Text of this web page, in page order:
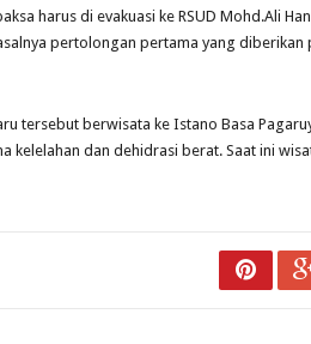
harus di evakuasi ke RSUD Mohd.Ali
pertolongan pertama yang diberikan
tersebut berwisata ke Istano Basa
kelelahan dan dehidrasi berat. Saat ini